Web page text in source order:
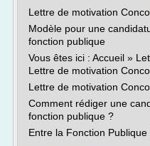
Lettre de motivation
Modèle pour une
fonction publique
Vous êtes ici : Accueil »
Lettre de motivation
Lettre de motivation
Comment rédiger une
fonction publique ?
Entre la Fonction Publique